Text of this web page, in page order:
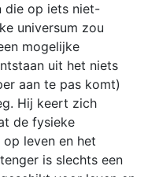
die op iets niet-
universum zou
mogelijke
uit het niets
aan te pas komt)
Hij keert zich
de fysieke
leven en het
is slechts een